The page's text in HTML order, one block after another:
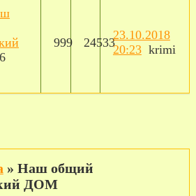
999 24533
23.10.2018
20:23 krimi
» Наш общий
ДОМ